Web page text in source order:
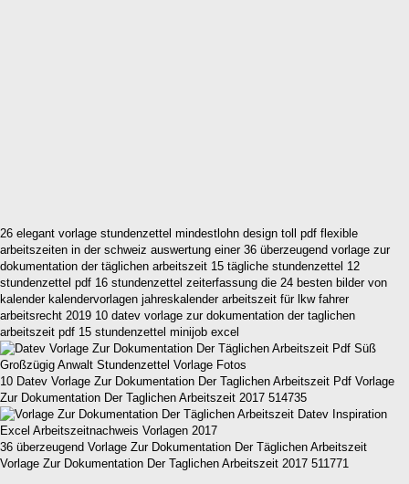
26 elegant vorlage stundenzettel mindestlohn design toll pdf flexible
arbeitszeiten in der schweiz auswertung einer 36 überzeugend vorlage zur
dokumentation der täglichen arbeitszeit 15 tägliche stundenzettel 12
stundenzettel pdf 16 stundenzettel zeiterfassung die 24 besten bilder von
kalender kalendervorlagen jahreskalender arbeitszeit für lkw fahrer
arbeitsrecht 2019 10 datev vorlage zur dokumentation der taglichen
arbeitszeit pdf 15 stundenzettel minijob excel
10 Datev Vorlage Zur Dokumentation Der Taglichen Arbeitszeit Pdf Vorlage
Zur Dokumentation Der Taglichen Arbeitszeit 2017 514735
36 überzeugend Vorlage Zur Dokumentation Der Täglichen Arbeitszeit
Vorlage Zur Dokumentation Der Taglichen Arbeitszeit 2017 511771